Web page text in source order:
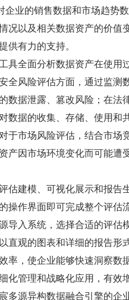
企业的销售数据和市场趋势
况以及相关数据资产的价
供有力的支持。
具全面分析数据资产在使用
全风险评估方面，通过监
数据泄露、篡改风险；在法
数据的收集、存储、使用和
于市场风险评估，结合市
产因市场环境变化而可能
估建模、可视化展示和报告
操作界面即可完成整个评
导入系统，选择合适的评
直观的图表和详细的报告
率，使企业能够快速洞察数
化管理和战略化应用，有效
多源异构数据融合引擎的企